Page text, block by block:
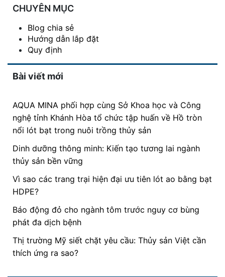
CHUYÊN MỤC
Blog chia sẻ
Hướng dẫn lắp đặt
Quy định
Bài viết mới
AQUA MINA phối hợp cùng Sở Khoa học và Công
nghệ tỉnh Khánh Hòa tổ chức tập huấn về Hồ tròn
nổi lót bạt trong nuôi trồng thủy sản
Dinh dưỡng thông minh: Kiến tạo tương lai ngành
thủy sản bền vững
Vì sao các trang trại hiện đại ưu tiên lót ao bằng bạt
HDPE?
Báo động đỏ cho ngành tôm trước nguy cơ bùng
phát đa dịch bệnh
Thị trường Mỹ siết chặt yêu cầu: Thủy sản Việt cần
thích ứng ra sao?